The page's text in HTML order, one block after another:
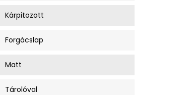
Kárpitozott
Forgácslap
Matt
Tárolóval